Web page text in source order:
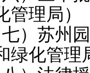
管理局）
）苏州园
绿化管理